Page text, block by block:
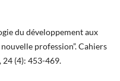
du développement aux
profession”. Cahiers
24 (4): 453-469.